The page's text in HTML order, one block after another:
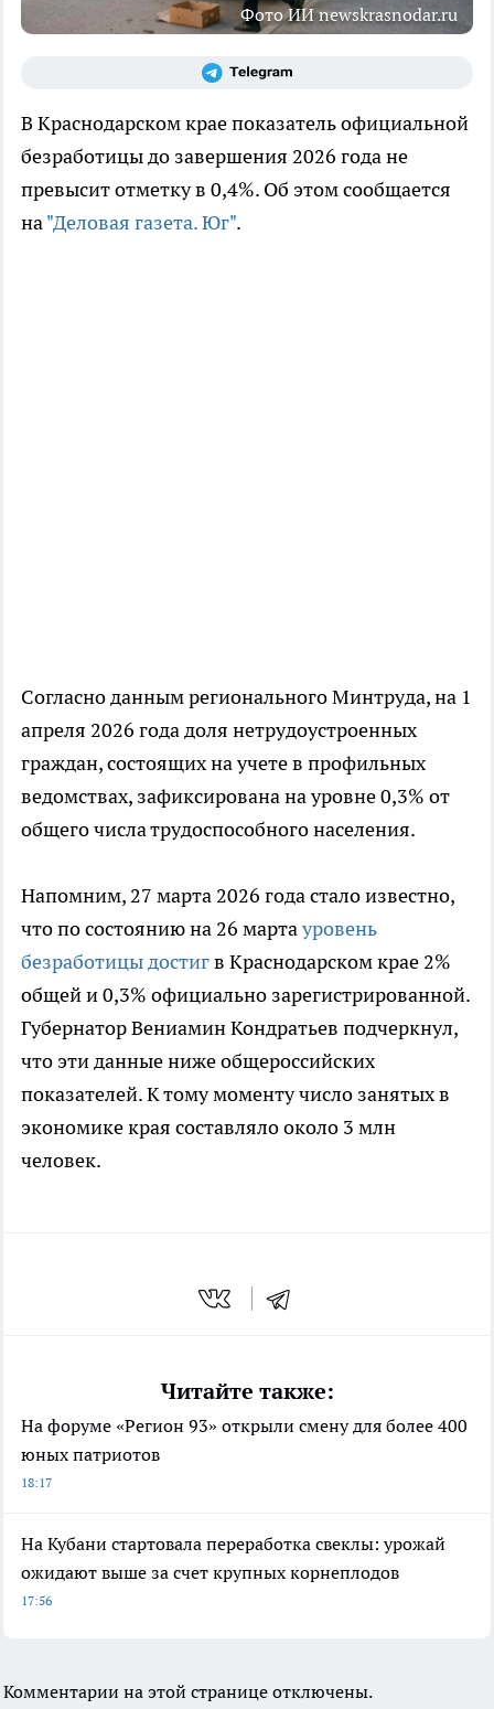
Фото ИИ newskrasnodar.ru
В Краснодарском крае показатель официальной
безработицы до завершения 2026 года не
превысит отметку в 0,4%. Об этом сообщается
на"Деловая газета. Юг".
Согласно данным регионального Минтруда, на 1
апреля 2026 года доля нетрудоустроенных
граждан, состоящих на учете в профильных
ведомствах, зафиксирована на уровне 0,3% от
общего числа трудоспособного населения.
Напомним, 27 марта 2026 года стало известно,
что по состоянию на 26 мартауровень
безработицы достигв Краснодарском крае 2%
общей и 0,3% официально зарегистрированной.
Губернатор Вениамин Кондратьев подчеркнул,
что эти данные ниже общероссийских
показателей. К тому моменту число занятых в
экономике края составляло около 3 млн
человек.
Читайте также:
На форуме «Регион 93» открыли смену для более 400
юных патриотов
18:17
На Кубани стартовала переработка свеклы: урожай
ожидают выше за счет крупных корнеплодов
17:56
Комментарии на этой странице отключены.